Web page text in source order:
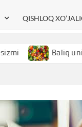
QISHLOQ
Baliq uni